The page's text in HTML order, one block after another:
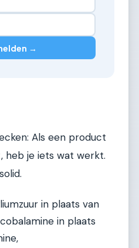
→
Als een product
heb je iets wat werkt.
in plaats van
in plaats